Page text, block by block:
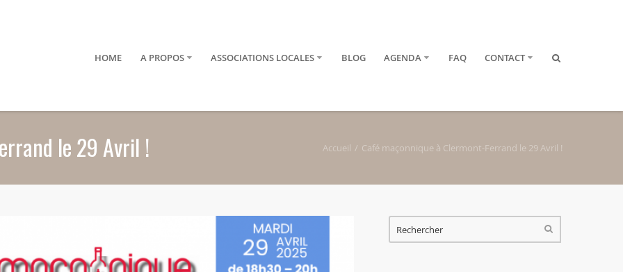
HOME A PROPOS ASSOCIATIONS LOCALES BLOG AGENDA FAQ CONTACT
le 29 Avril ! Accueil Café maçonnique à Clermont-Ferrand le 29 Avril !
FORMULAIRE DE RECHERCHE